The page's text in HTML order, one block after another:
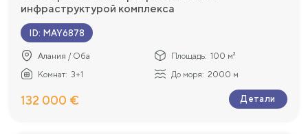
инфраструктурой комплекса
ID: MAY6878
Алания / Оба Площадь: 100 м²
Комнат: 3+1 До моря: 2000 м
132 000 € Детали